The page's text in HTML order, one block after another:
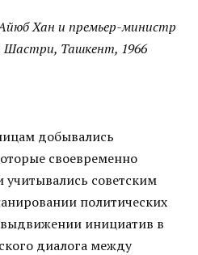
Хан и премьер-министр
Шастри, Ташкент, 1966
добывались
своевременно
учитывались советским
политических
инициатив в
диалога между